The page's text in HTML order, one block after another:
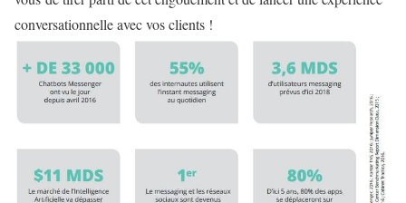
conversationnelle avec vos clients !